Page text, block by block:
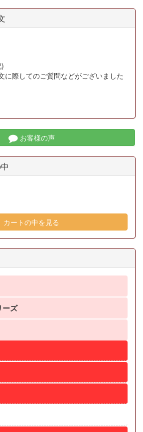
に際してのご質問などがございました
お客様の声
カートの中を見る
ーズ